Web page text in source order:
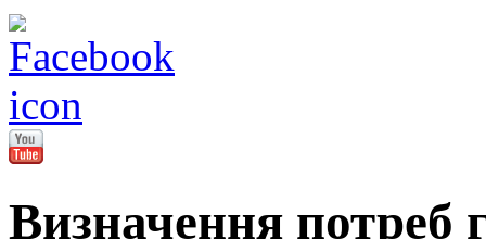
Визначення потреб